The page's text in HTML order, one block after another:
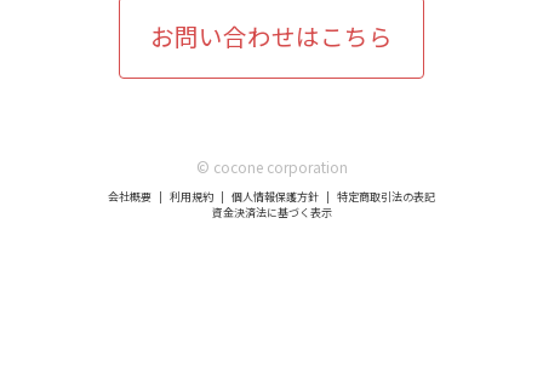
お問い合わせはこちら
© cocone corporation
会社概要 利用規約 個人情報保護方針
特定商取引法の表記
資金決済法に基づく表示